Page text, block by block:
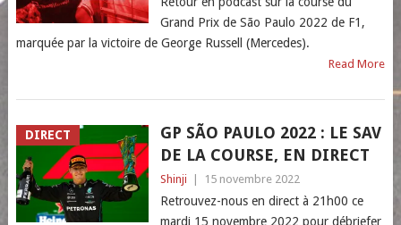
Grand Prix de São Paulo 2022 de F1,
marquée par la victoire de George Russell (Mercedes).
Read More
DIRECT
GP SÃO PAULO 2022 : LE SAV
DE LA COURSE, EN DIRECT
Shinji 15 novembre 2022
Retrouvez-nous en direct à 21h00 ce
mardi 15 novembre 2022 pour débriefer